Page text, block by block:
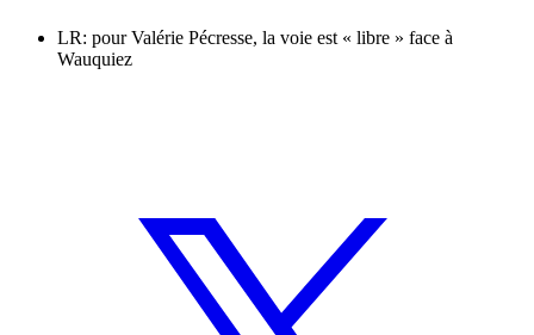
LR: pour Valérie Pécresse, la voie est « libre » face à
Wauquiez